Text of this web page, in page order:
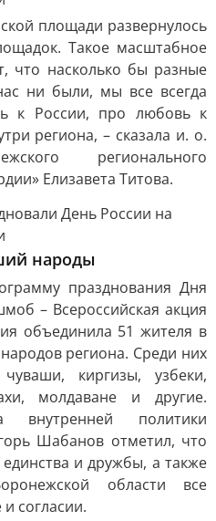
площади развернулось
Такое масштабное
что насколько бы разные
ни были, мы все всегда
к России, про любовь к
региона, – сказала и. о.
регионального
Елизавета Титова.
народы
празднования Дня
– Всероссийская акция
объединила 51 жителя в
региона. Среди них
киргизы, узбеки,
молдаване и другие.
внутренней политики
Шабанов отметил, что
и дружбы, а также
области все
согласии.